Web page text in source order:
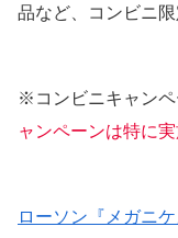
品など、コンビニ
※コンビニキャンペ
ャンペーンは特に実
ローソン『メガニ